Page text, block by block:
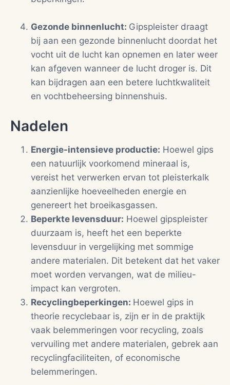
Gezonde binnenlucht: Gipspleister draagt
bij aan een gezonde binnenlucht doordat het
vocht uit de lucht kan opnemen en later weer
kan afgeven wanneer de lucht droger is. Dit
kan bijdragen aan een betere luchtkwaliteit
en vochtbeheersing binnenshuis.
Nadelen
Energie-intensieve productie: Hoewel gips
een natuurlijk voorkomend mineraal is,
vereist het verwerken ervan tot pleisterkalk
aanzienlijke hoeveelheden energie en
genereert het broeikasgassen.
Beperkte levensduur: Hoewel gipspleister
duurzaam is, heeft het een beperkte
levensduur in vergelijking met sommige
andere materialen. Dit betekent dat het vaker
moet worden vervangen, wat de milieu-
impact kan vergroten.
Recyclingbeperkingen: Hoewel gips in
theorie recyclebaar is, zijn er in de praktijk
vaak belemmeringen voor recycling, zoals
vervuiling met andere materialen, gebrek aan
recyclingfaciliteiten, of economische
belemmeringen.